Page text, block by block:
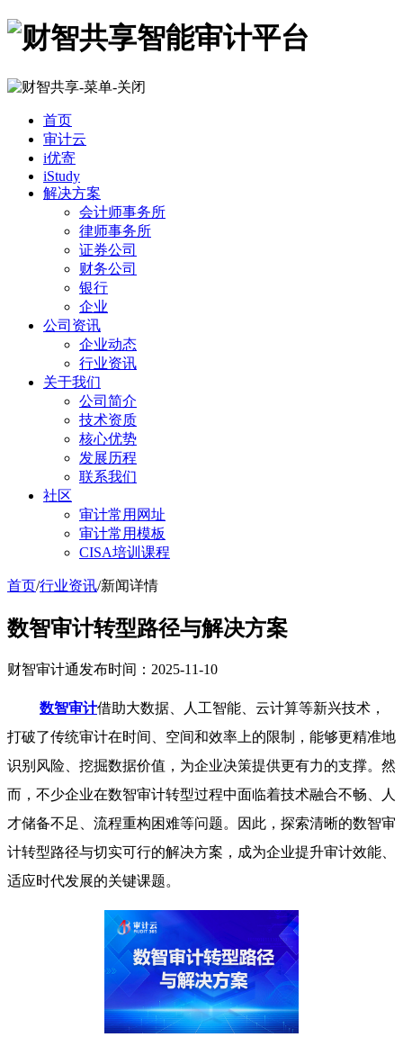
首页
审计云
i优寄
iStudy
解决方案
会计师事务所
律师事务所
证券公司
财务公司
银行
企业
公司资讯
企业动态
行业资讯
关于我们
公司简介
技术资质
核心优势
发展历程
联系我们
社区
审计常用网址
审计常用模板
CISA培训课程
首页/行业资讯/新闻详情
数智审计转型路径与解决方案
财智审计通发布时间：2025-11-10
数智审计借助大数据、人工智能、云计算等新兴技术，
打破了传统审计在时间、空间和效率上的限制，能够更精准地
识别风险、挖掘数据价值，为企业决策提供更有力的支撑。然
而，不少企业在数智审计转型过程中面临着技术融合不畅、人
才储备不足、流程重构困难等问题。因此，探索清晰的数智审
计转型路径与切实可行的解决方案，成为企业提升审计效能、
适应时代发展的关键课题。